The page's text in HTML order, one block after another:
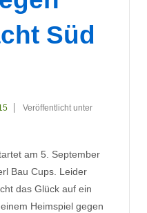
Süd
Veröffentlicht unter
am 5. September
Bau Cups. Leider
das Glück auf ein
Heimspiel gegen